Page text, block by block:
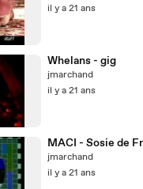
il y a 21 ans
Whelans - gig
jmarchand
il y a 21 ans
MACI - Sosie de
jmarchand
il y a 21 ans